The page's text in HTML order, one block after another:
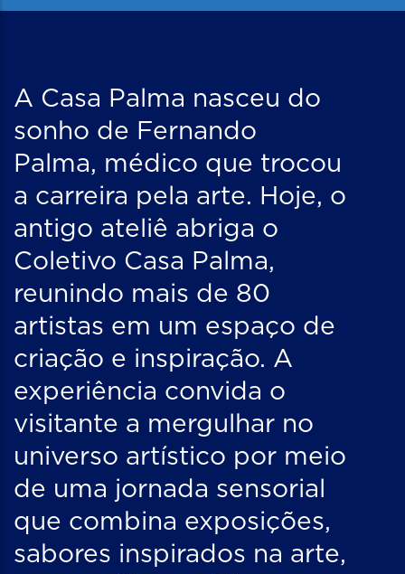
A Casa Palma nasceu do
sonho de Fernando
Palma, médico que trocou
a carreira pela arte. Hoje, o
antigo ateliê abriga o
Coletivo Casa Palma,
reunindo mais de 80
artistas em um espaço de
criação e inspiração. A
experiência convida o
visitante a mergulhar no
universo artístico por meio
de uma jornada sensorial
que combina exposições,
sabores inspirados na arte,